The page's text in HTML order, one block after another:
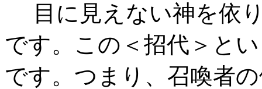
目に見えない神を依
です。この＜招代＞と
です。つまり、召喚者